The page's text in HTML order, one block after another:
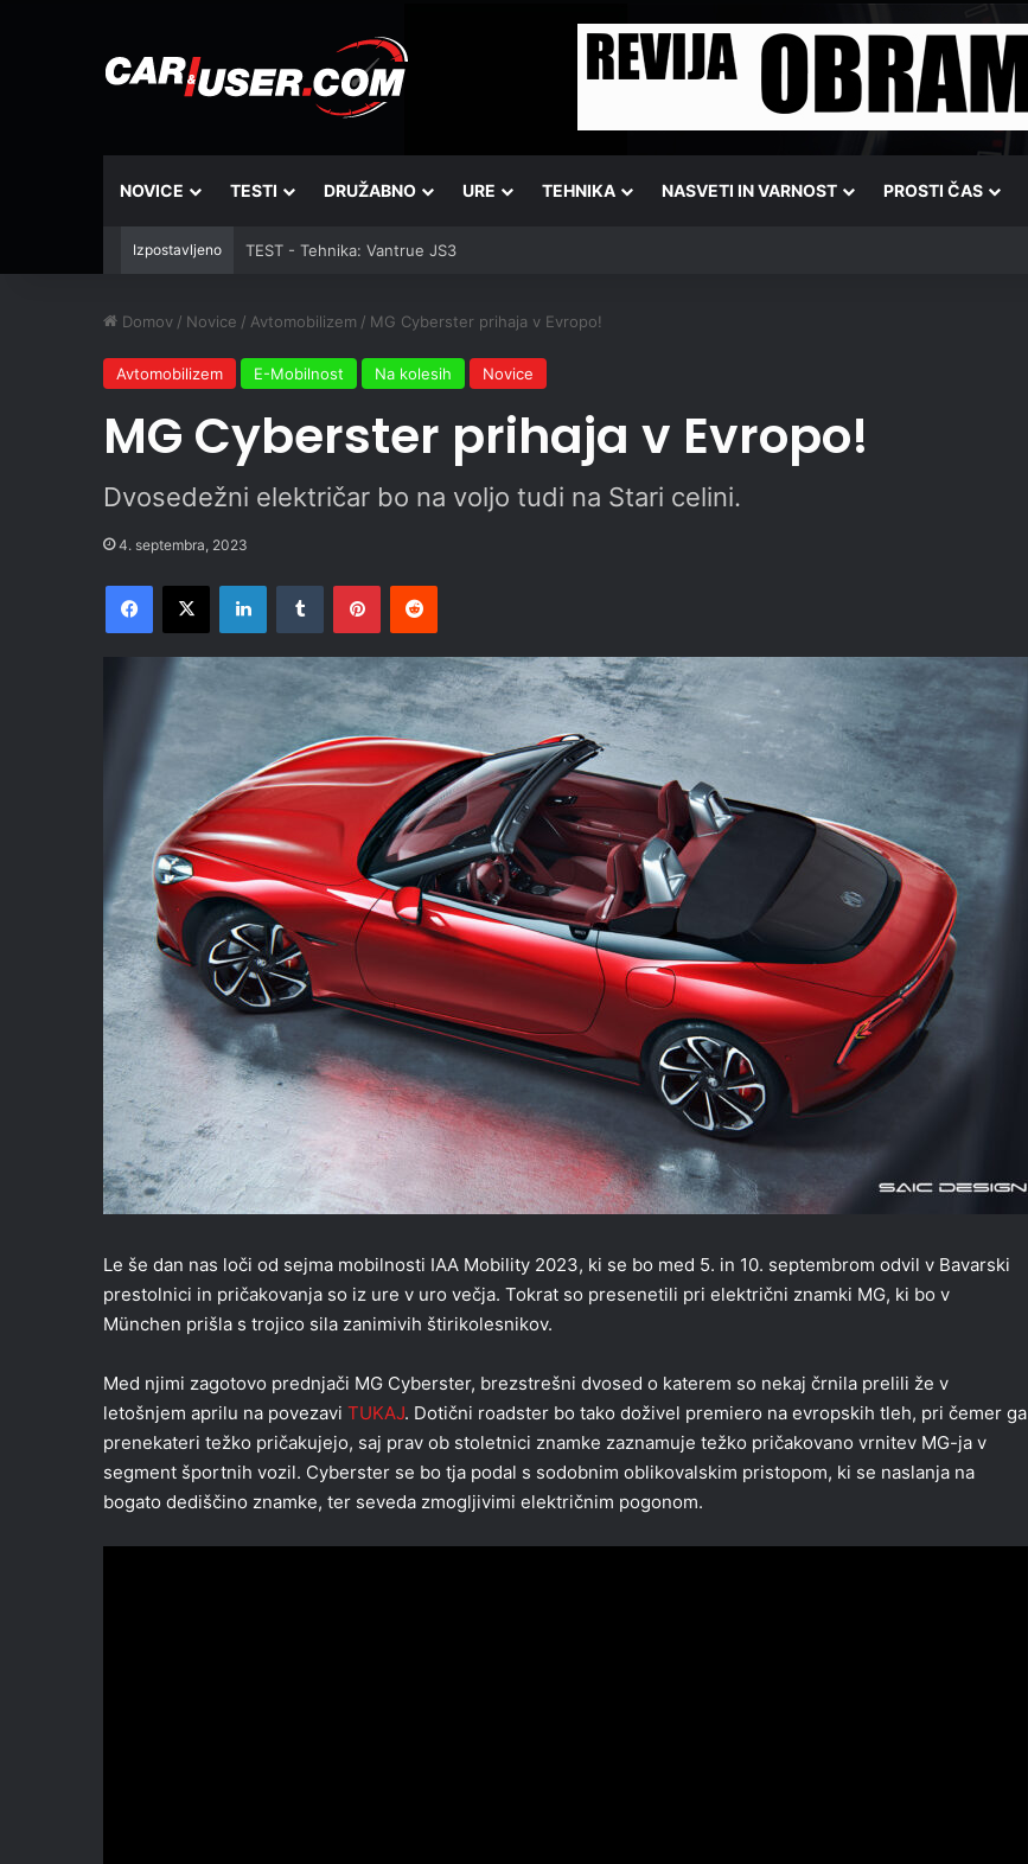
NOVICE TESTI DRUŽABNO URE TEHNIKA NASVETI IN VARNOST PROSTI ČAS
Izpostavljeno TEST - Tehnika: Vantrue JS3
Domov / Novice / Avtomobilizem / MG Cyberster prihaja v Evropo!
Avtomobilizem E-Mobilnost Na kolesih Novice
MG Cyberster prihaja v Evropo!
Dvosedežni električar bo na voljo tudi na Stari celini.
4. septembra, 2023
Facebook
X LinkedInTumblr PinterestReddit
Le še dan nas loči od sejma mobilnosti IAA Mobility 2023, ki se bo med 5. in 10. septembrom odvil v Bavarski
prestolnici in pričakovanja so iz ure v uro večja. Tokrat so presenetili pri električni znamki MG, ki bo v
München prišla s trojico sila zanimivih štirikolesnikov.
Med njimi zagotovo prednjači MG Cyberster, brezstrešni dvosed o katerem so nekaj črnila prelili že v
letošnjem aprilu na povezavi TUKAJ. Dotični roadster bo tako doživel premiero na evropskih tleh, pri čemer ga
prenekateri težko pričakujejo, saj prav ob stoletnici znamke zaznamuje težko pričakovano vrnitev MG-ja v
segment športnih vozil. Cyberster se bo tja podal s sodobnim oblikovalskim pristopom, ki se naslanja na
bogato dediščino znamke, ter seveda zmogljivimi električnim pogonom.